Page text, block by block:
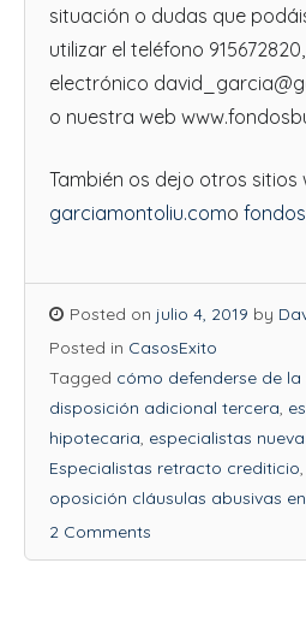
situación o dudas que
utilizar el teléfono
electrónico
o nuestra web
También os dejo otros
garciamontoliu.como
Posted on julio 4, 2019 by
Posted in CasosExito
Tagged cómo defenderse de
disposición adicional tercera,
hipotecaria, especialistas
Especialistas retracto crediticio,
oposición cláusulas abusivas
2 Comments